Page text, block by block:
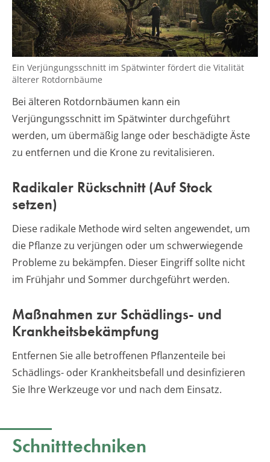
Ein Verjüngungsschnitt im Spätwinter fördert die Vitalität
älterer Rotdornbäume
Bei älteren Rotdornbäumen kann ein
Verjüngungsschnitt im Spätwinter durchgeführt
werden, um übermäßig lange oder beschädigte Äste
zu entfernen und die Krone zu revitalisieren.
Radikaler Rückschnitt (Auf Stock
setzen)
Diese radikale Methode wird selten angewendet, um
die Pflanze zu verjüngen oder um schwerwiegende
Probleme zu bekämpfen. Dieser Eingriff sollte nicht
im Frühjahr und Sommer durchgeführt werden.
Maßnahmen zur Schädlings- und
Krankheitsbekämpfung
Entfernen Sie alle betroffenen Pflanzenteile bei
Schädlings- oder Krankheitsbefall und desinfizieren
Sie Ihre Werkzeuge vor und nach dem Einsatz.
Schnitttechniken